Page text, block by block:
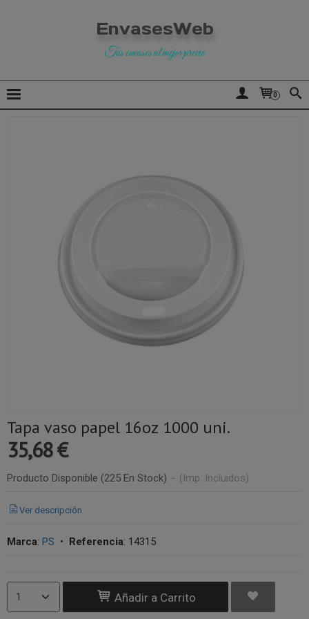
EnvasesWeb
Tus envases al mejor precio
0
Tapa vaso papel 16oz 1000 uni.
35,68 €
Producto Disponible (225 En Stock) - (Imp. Incluidos)
Ver descripción
Marca: PS • Referencia: 14315
Añadir a Carrito